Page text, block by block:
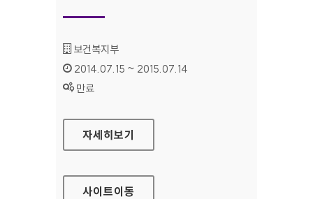
기관명 :
보건복지부
인증기간 :
2014.07.15 ~ 2015.07.14
상태 :
만료
마음더하기 정책포털
자세히보기
사이트이동